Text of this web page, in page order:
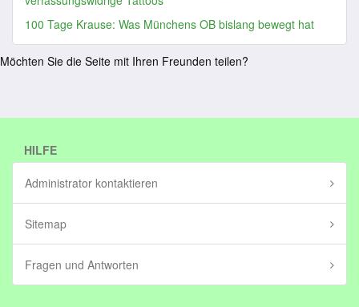
100 Tage Krause: Was Münchens OB bislang bewegt hat
Möchten Sie die Seite mit Ihren Freunden teilen?
HILFE
Administrator kontaktieren
Sitemap
Fragen und Antworten